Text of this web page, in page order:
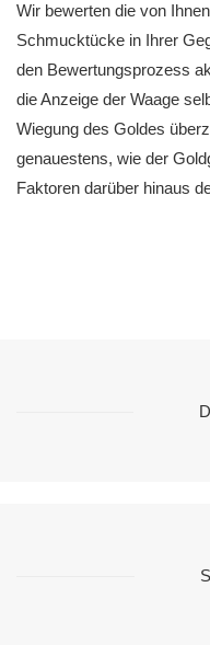
Wir bewerten die von
Schmucktücke in Ihrer
den Bewertungsprozess
die Anzeige der Waage
Wiegung des Goldes
genauestens, wie der
Faktoren darüber hinaus